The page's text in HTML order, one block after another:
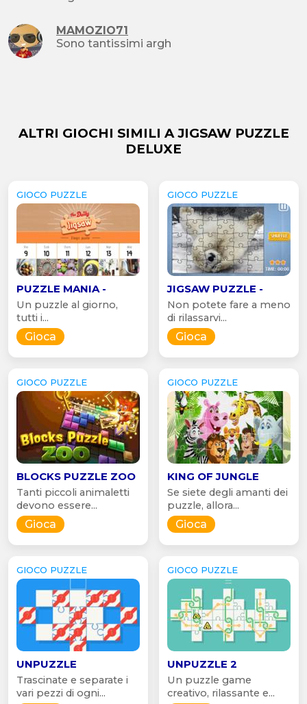
MAMOZIO71
Sono tantissimi argh
ALTRI GIOCHI SIMILI A JIGSAW PUZZLE
DELUXE
GIOCO PUZZLE
PUZZLE MANIA -
Un puzzle al giorno,
tutti i...
Gioca
GIOCO PUZZLE
JIGSAW PUZZLE -
Non potete fare a meno
di rilassarvi...
Gioca
GIOCO PUZZLE
BLOCKS PUZZLE ZOO
Tanti piccoli animaletti
devono essere...
Gioca
GIOCO PUZZLE
KING OF JUNGLE
Se siete degli amanti dei
puzzle, allora...
Gioca
GIOCO PUZZLE
UNPUZZLE
Trascinate e separate i
vari pezzi di ogni...
GIOCO PUZZLE
UNPUZZLE 2
Un puzzle game
creativo, rilassante e...